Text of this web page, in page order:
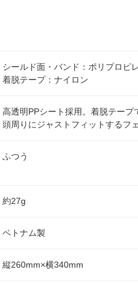
シールド面・バンド：ポリプロピ
着脱テープ：ナイロン
高透明PPシート採用。着脱テープ
頭周りにジャストフィットするフ
ふつう
約27g
ベトナム製
縦260mm×横340mm